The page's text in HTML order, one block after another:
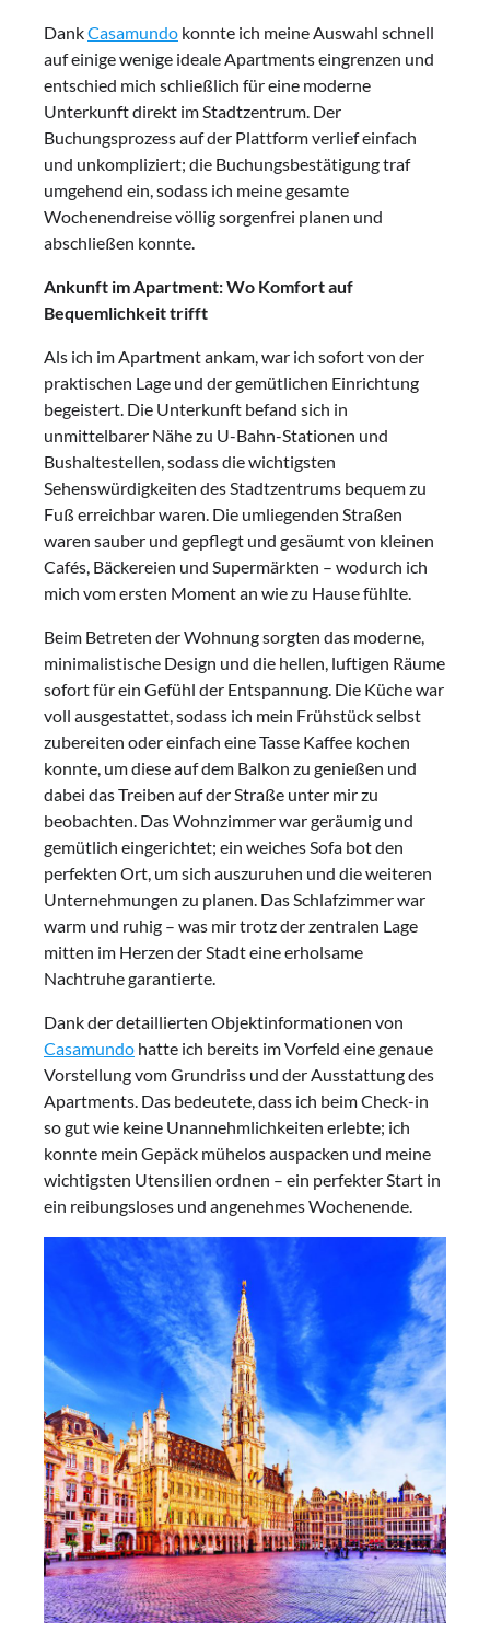
DankCasamundo konnte ich meine Auswahl schnell
auf einige wenige ideale Apartments eingrenzen und
entschied mich schließlich für eine moderne
Unterkunft direkt im Stadtzentrum. Der
Buchungsprozess auf der Plattform verlief einfach
und unkompliziert; die Buchungsbestätigung traf
umgehend ein, sodass ich meine gesamte
Wochenendreise völlig sorgenfrei planen und
abschließen konnte.
Ankunft im Apartment: Wo Komfort auf
Bequemlichkeit trifft
Als ich im Apartment ankam, war ich sofort von der
praktischen Lage und der gemütlichen Einrichtung
begeistert. Die Unterkunft befand sich in
unmittelbarer Nähe zu U-Bahn-Stationen und
Bushaltestellen, sodass die wichtigsten
Sehenswürdigkeiten des Stadtzentrums bequem zu
Fuß erreichbar waren. Die umliegenden Straßen
waren sauber und gepflegt und gesäumt von kleinen
Cafés, Bäckereien und Supermärkten – wodurch ich
mich vom ersten Moment an wie zu Hause fühlte.
Beim Betreten der Wohnung sorgten das moderne,
minimalistische Design und die hellen, luftigen Räume
sofort für ein Gefühl der Entspannung. Die Küche war
voll ausgestattet, sodass ich mein Frühstück selbst
zubereiten oder einfach eine Tasse Kaffee kochen
konnte, um diese auf dem Balkon zu genießen und
dabei das Treiben auf der Straße unter mir zu
beobachten. Das Wohnzimmer war geräumig und
gemütlich eingerichtet; ein weiches Sofa bot den
perfekten Ort, um sich auszuruhen und die weiteren
Unternehmungen zu planen. Das Schlafzimmer war
warm und ruhig – was mir trotz der zentralen Lage
mitten im Herzen der Stadt eine erholsame
Nachtruhe garantierte.
Dank der detaillierten Objektinformationen von
Casamundo hatte ich bereits im Vorfeld eine genaue
Vorstellung vom Grundriss und der Ausstattung des
Apartments. Das bedeutete, dass ich beim Check-in
so gut wie keine Unannehmlichkeiten erlebte; ich
konnte mein Gepäck mühelos auspacken und meine
wichtigsten Utensilien ordnen – ein perfekter Start in
ein reibungsloses und angenehmes Wochenende.